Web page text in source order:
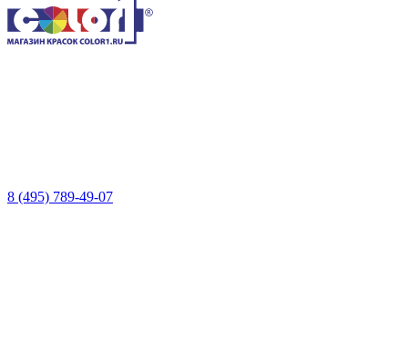
8 (495) 789-49-07